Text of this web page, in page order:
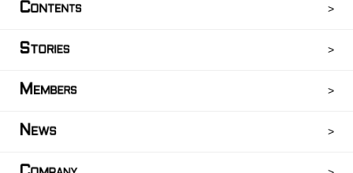
CONTENTS
STORIES
M EMBERS
N EWS